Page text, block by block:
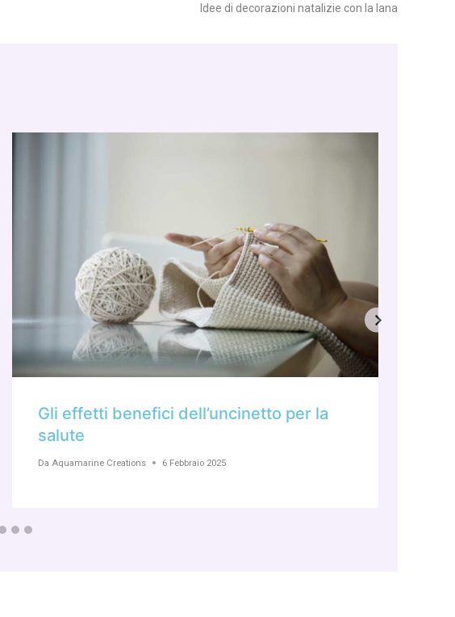
Idee di decorazioni natalizie con la lana
Gli effetti benefici dell’uncinetto per la
salute
Da Aquamarine Creations 6 Febbraio 2025